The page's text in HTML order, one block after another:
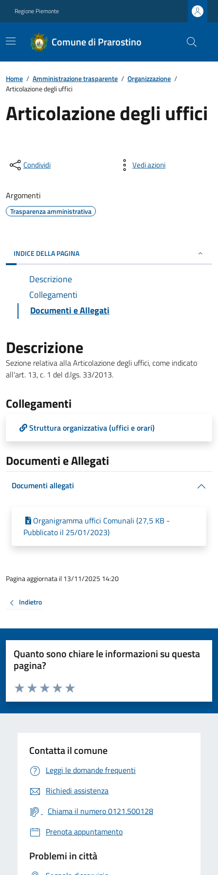
Regione Piemonte
Comune di Prarostino
Home / Amministrazione trasparente / Organizzazione /
Articolazione degli uffici
Articolazione degli uffici
Condividi Vedi azioni
Argomenti
Trasparenza amministrativa
INDICE DELLA PAGINA
Descrizione
Collegamenti
Documenti e Allegati
Descrizione
Sezione relativa alla Articolazione degli uffici, come indicato
all'art. 13, c. 1 del d.lgs. 33/2013.
Collegamenti
Struttura organizzativa (uffici e orari)
Documenti e Allegati
Documenti allegati
Organigramma uffici Comunali (27,5 KB -
Pubblicato il 25/01/2023)
Pagina aggiornata il 13/11/2025 14:20
Indietro
Quanto sono chiare le informazioni su questa
pagina?
Valuta da 1 a 5 stelle la pagina
Valuta 5 stelle su 5
Valuta 4 stelle su 5
Valuta 3 stelle su 5
Valuta 2 stelle su 5
Valuta 1 stelle su 5
Contatta il comune
Leggi le domande frequenti
Richiedi assistenza
Chiama il numero 0121.500128
Prenota appuntamento
Problemi in città